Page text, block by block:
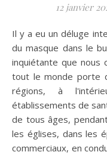
12 janvier
Il y a eu un déluge international de mensonges sur le port
du masque dans le
inquiétante que nous
tout le monde porte
régions, à
établissements de
de tous âges,
les églises, dans les
commerciaux, en